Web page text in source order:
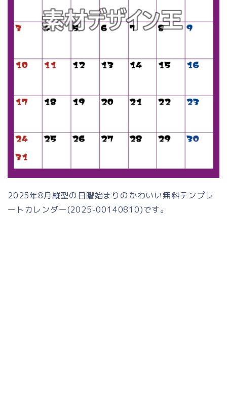
2025年8月縦型の日曜始まりのかわいい無料テンプレ
ートカレンダー(2025-00140810)です。